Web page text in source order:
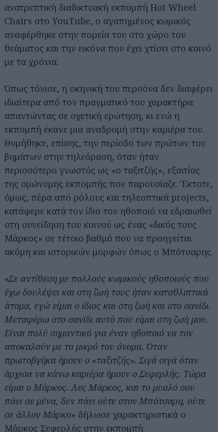
ανατρεπτική διαδικτυακή εκπομπή Hot Wheel
Chairs στο YouTube, ο αγαπημένος κωμικός
αναφέρθηκε στην πορεία του στο χώρο του
θεάματος και την εικόνα που έχει χτίσει στο κοινό
με τα χρόνια.
Όπως τόνισε, η σκηνική του περσόνα δεν διαφέρει
ιδιαίτερα από τον πραγματικό του χαρακτήρα
απαντώντας σε σχετική ερώτηση, κι ενώ η
εκπομπή έκανε μια αναδρομή στην καριέρα του.
Θυμήθηκε, επίσης, την περίοδο των πρώτων του
βημάτων στην τηλεόραση, όταν ήταν
περισσότερο γνωστός ως «ο ταξιτζής», εξαιτίας
της ομώνυμης εκπομπής που παρουσίαζε. Έκτοτε,
όμως, πέρα από ρόλους και τηλεοπτικά projects,
κατάφερε κατά τον ίδιο τον ηθοποιό να εδραιωθεί
στη συνείδηση του κοινού ως ένας «δικός τους
Μάρκος» σε τέτοιο βαθμό που να προηγείται
ακόμη και ιστορικών μορφών όπως ο Μπότσαρης.
«Σε αντίθεση με πολλούς κωμικούς ηθοποιούς που
έχω δουλέψει και στη ζωή τους ήταν καταθλιπτικά
άτομα, εγώ είμαι ο ίδιος και στη ζωή και στο σανίδι.
Μεταφέρω στο σανίδι αυτό που είμαι στη ζωή μου.
Είναι πολύ σημαντικό για έναν ηθοποιό να τον
αποκαλούν με το μικρό του όνομα. Όταν
πρωτοβγήκα ήμουν ο «ταξιτζής». Σιγά σιγά όταν
άρχισα να κάνω καριέρα ήμουν ο Σεφερλής. Τώρα
είμαι ο Μάρκος. Λες Μάρκος, και το μυαλό σου
πάει σε μένα, δεν πάει ούτε στον Μπότσαρη, ούτε
σε άλλον Μάρκο» δήλωσε χαρακτηριστικά ο
Μάρκος Σεφερλής στην εκπομπή.